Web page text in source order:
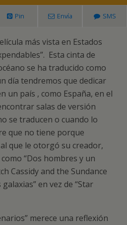
Pin Envía SMS
más vista en Estados
Esta cinta de
se ha traducido como
día tendremos que dedicar
un país , como España, en el
salas de versión
se traducen o cuando lo
que no tiene porque
que le otorgó su creador,
“Dos hombres y un
Cassidy and the Sundance
en vez de “Star
merece una reflexión